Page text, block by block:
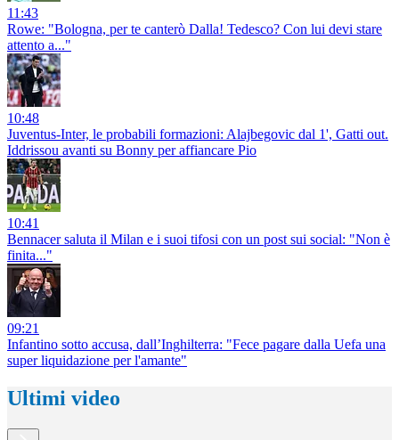
11:43
Rowe: "Bologna, per te canterò Dalla! Tedesco? Con lui devi stare
attento a..."
10:48
Juventus-Inter, le probabili formazioni: Alajbegovic dal 1', Gatti out.
Iddrissou avanti su Bonny per affiancare Pio
10:41
Bennacer saluta il Milan e i suoi tifosi con un post sui social: "Non è
finita..."
09:21
Infantino sotto accusa, dall’Inghilterra: "Fece pagare dalla Uefa una
super liquidazione per l'amante"
Ultimi video